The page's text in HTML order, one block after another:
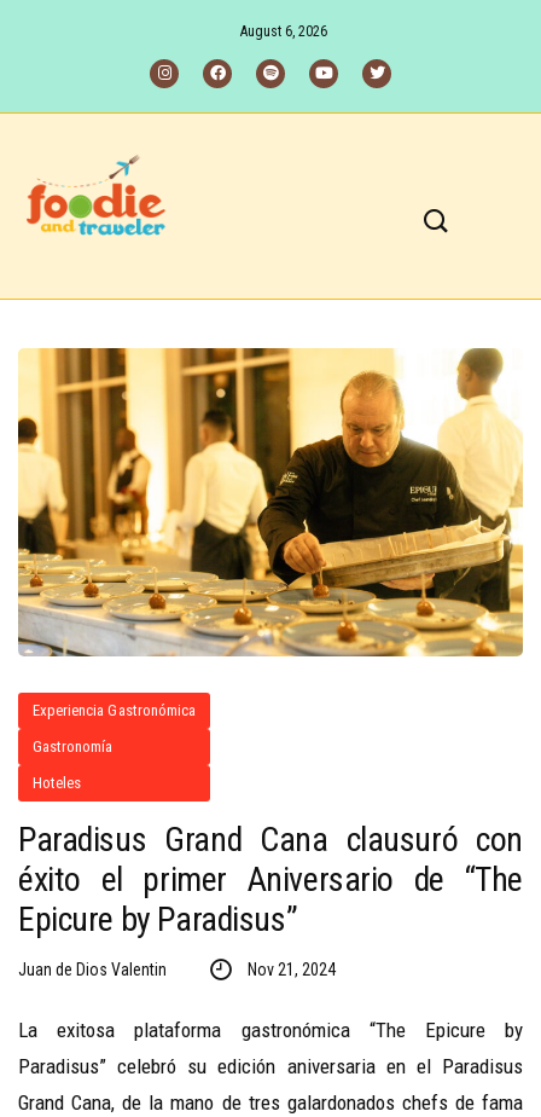
August 6, 2026
Experiencia Gastronómica
Gastronomía
Hoteles
Paradisus Grand Cana clausuró con
éxito el primer Aniversario de “The
Epicure by Paradisus”
Juan de Dios Valentin Nov 21, 2024
La exitosa plataforma gastronómica “The Epicure by
Paradisus” celebró su edición aniversaria en el Paradisus
Grand Cana, de la mano de tres galardonados chefs de fama